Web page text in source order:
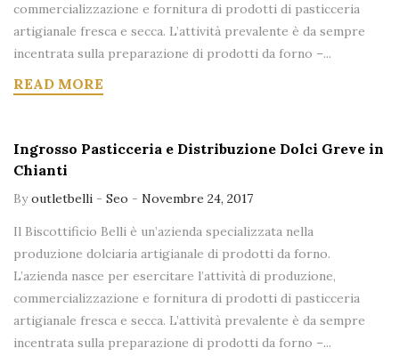
commercializzazione e fornitura di prodotti di pasticceria
artigianale fresca e secca. L’attività prevalente è da sempre
incentrata sulla preparazione di prodotti da forno –...
READ MORE
Ingrosso Pasticceria e Distribuzione Dolci Greve in
Chianti
Byoutletbelli - Seo - Novembre 24, 2017
Il Biscottificio Belli è un’azienda specializzata nella
produzione dolciaria artigianale di prodotti da forno.
L’azienda nasce per esercitare l’attività di produzione,
commercializzazione e fornitura di prodotti di pasticceria
artigianale fresca e secca. L’attività prevalente è da sempre
incentrata sulla preparazione di prodotti da forno –...